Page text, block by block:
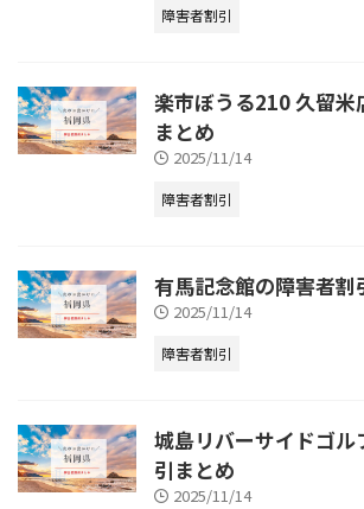
障害者割引
楽市ぼうる210 久留米
まとめ
2025/11/14
障害者割引
有馬記念館の障害者割
2025/11/14
障害者割引
城島リバーサイドゴル
引まとめ
2025/11/14